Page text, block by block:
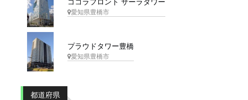
愛知県豊橋市
プラウドタワー豊橋
愛知県豊橋市
都道府県